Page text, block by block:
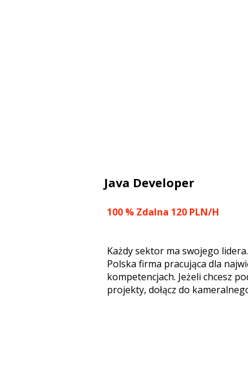
100 % Zdalna 120 PLN/H
Każdy sektor ma swojego
Polska firma pracująca dla
kompetencjach. Jeżeli chcesz
projekty, dołącz do
Java Developer